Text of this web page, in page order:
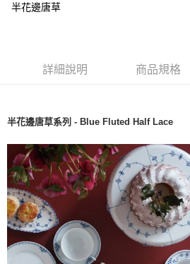
半花邊唐草
詳細說明 商品規格
半花邊唐草系列 - Blue Fluted Half Lace